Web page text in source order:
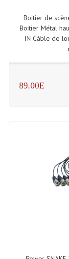
Boitier de
Boitier Métal
IN Câble de
89.00E